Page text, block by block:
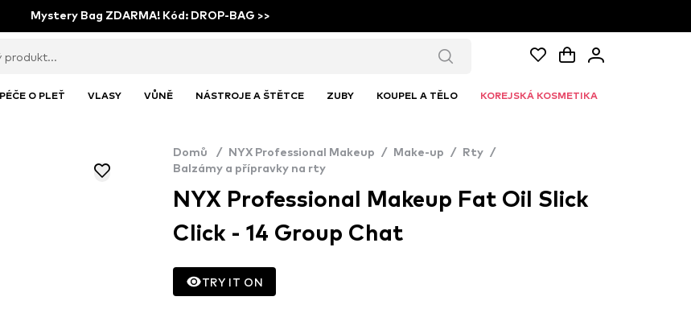
Mystery Bag ZDARMA! Kód: DROP-BAG >>
PÉČE O PLEŤ VLASY VŮNĚ NÁSTROJE A ŠTĚTCE ZUBY KOUPEL A TĚLO KOREJSKÁ KOSMETIKA
Domů / NYX Professional Makeup / Make-up / Rty /
Balzámy a přípravky na rty
NYX Professional Makeup Fat Oil Slick
Click - 14 Group Chat
TRY IT ON